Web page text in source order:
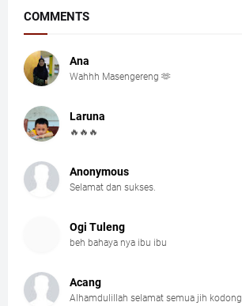
COMMENTS
Ana
Wahhh Masengereng 🫶
Laruna
🔥🔥🔥
Anonymous
Selamat dan sukses.
Ogi Tuleng
beh bahaya nya ibu ibu
Acang
Alhamdulillah selamat semua jih kodong